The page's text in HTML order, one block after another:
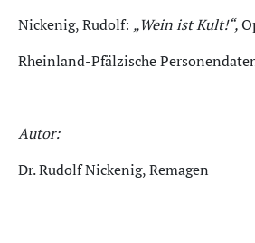
Nickenig, Rudolf: „Wein ist Kult!“,
Rheinland-Pfälzische
Autor:
Dr. Rudolf Nickenig, Remagen